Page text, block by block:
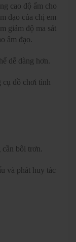
cao độ ẩm cho
đạo của chị em
giảm độ ma sát
âm đạo.
dễ dàng hơn.
cụ đồ chơi tình
bôi trơn.
và phát huy tác